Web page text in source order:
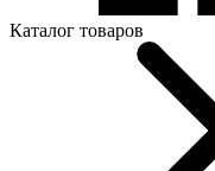
Каталог товаров